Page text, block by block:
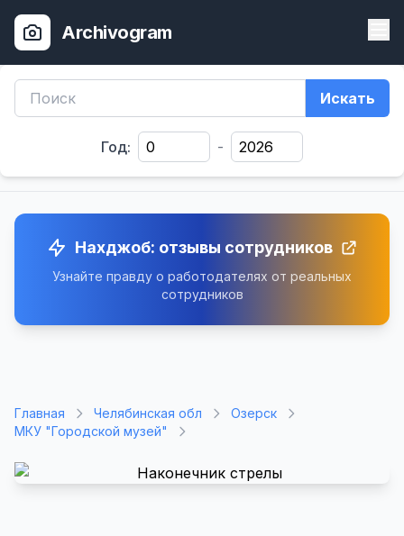
Archivogram
Искать
Год: -
Нахджоб: отзывы сотрудников
Узнайте правду о работодателях от реальных
сотрудников
Главная Челябинская обл
Озерск
МКУ "Городской музей"